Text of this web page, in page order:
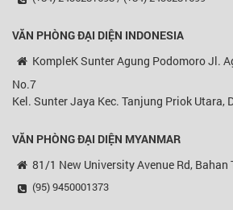
VĂN PHÒNG ĐẠI DIỆN INDONESIA
KompleK Sunter Agung Podomoro Jl.
No.7
Kel. Sunter Jaya Kec. Tanjung Priok Utara,
VĂN PHÒNG ĐẠI DIỆN MYANMAR
81/1 New University Avenue Rd,
(95) 9450001373